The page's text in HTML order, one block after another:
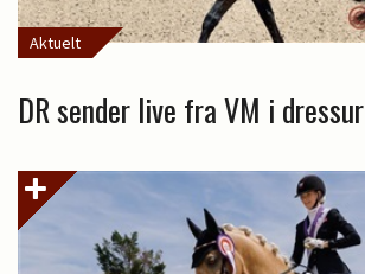
Aktuelt
DR sender live fra VM i dressur